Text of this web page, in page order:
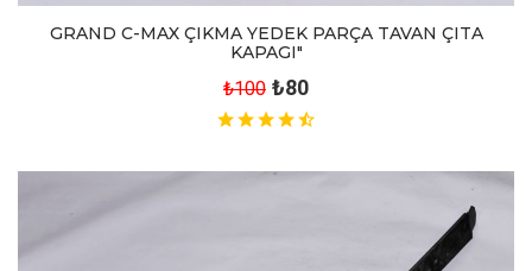
GRAND C-MAX ÇIKMA YEDEK PARÇA TAVAN ÇITA
KAPAGI"
₺100 ₺80